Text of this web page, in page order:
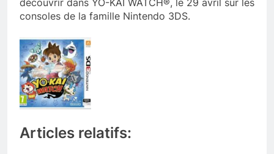
découvrir dans YO-KAI WATCH®, le 29 avril sur les
consoles de la famille Nintendo 3DS.
Articles relatifs: